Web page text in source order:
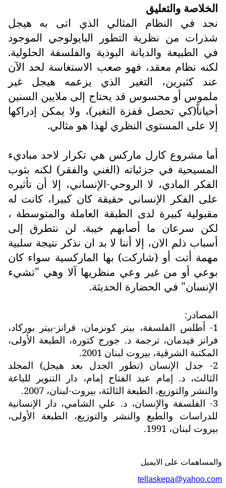
الخلاصة والتعليق
نجد في النظام المثالي الذي اتى به هيجل
شذرات من نظرية التطور البايولوجي الموجود
في الطبيعة والديانة البوذية والفلسفة الحلولية.
لكنه نظام معقد، فهو صعب الاستغاسة لحد الآن
عند كثيرين، التغير الذي يزعمه هيجل غير
ملموس أو محسوس قد يحتاج إلى ملايين السنين
أحياناً(كي تحصل قفزة التغير)، ولا يمكن إدراكها
إلا على المستوى النظري لهذا هو مثالي.
أما مشروع كارل ماركس هي تكرار لاحد مباديء
المسيحية في جزئياته (الغني والفقر) لكنه بثوب
الفكر المادي، لا الروحي-الإنساني، إلا أن تأثيره
على الفكر الإنساني حقيقة كان كبيرا، كانت له
مقبولية كبيرة لدى الطبقة العاملة والمتوسطة ،
لكن سرعان ما أصابهم خيبة. لن نتطرق إلى
أسباب ذلم الان، إلا أننا لا بد ان نذكر نتيجة سلبية
مهمة أتت أو (شاركت) بها الماركسية سواء كان
بوعي أو من غير وعي منظريها آلا وهي "تشيء
الإنسان" في الحضارة الحديثة.
المصادر:
1- أطلس الفلسفة، بيتر كونزمان، فرانز-بيتر بوركاد،
فرانز فيدمان، ترجمة د. جورج كتورة، الطبعة الأولى،
المكتبة الشرقية، بيروت لبنان 2001.
2- جدل الإنسان (تطور الجدل بعد هيجل) المجلد
الثالث، د. إمام عبد الفتاح إمام، دار التنوير للباعة
والنشر والتوزيع، الطبعة الثالثة، بيروت-لبنان، 2007.
3- الفلسفة والإنسان، د. علي الشامي، دار الإنسانية
للدراسات والطبع والنشر والتوزيع، الطبعة الأولى،
بيروت لبنان، 1991.
والمساهمات علی الایمیل
tellaskepa@yahoo.com